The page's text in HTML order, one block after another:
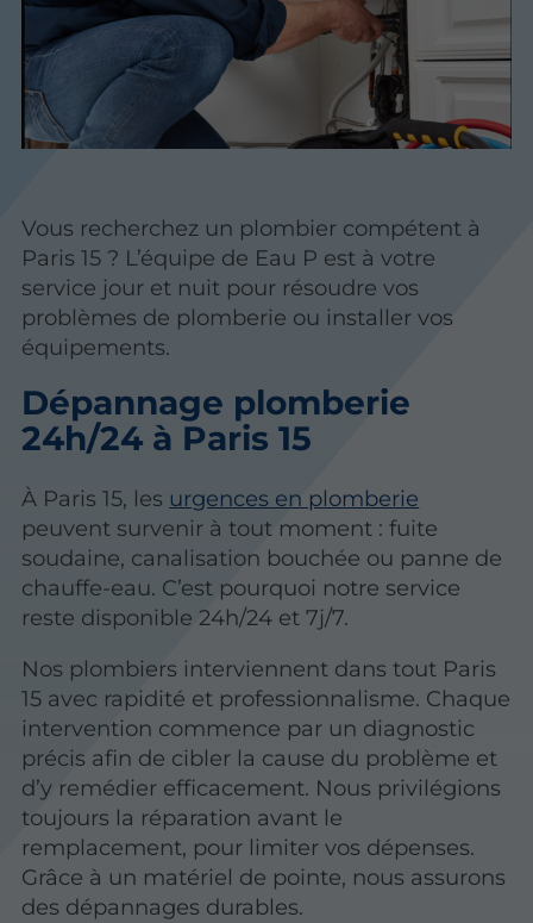
Vous recherchez un plombier compétent à
Paris 15 ? L’équipe de Eau P est à votre
service jour et nuit pour résoudre vos
problèmes de plomberie ou installer vos
équipements.
Dépannage plomberie
24h/24 à Paris 15
À Paris 15, les urgences en plomberie
peuvent survenir à tout moment : fuite
soudaine, canalisation bouchée ou panne de
chauffe-eau. C’est pourquoi notre service
reste disponible 24h/24 et 7j/7.
Nos plombiers interviennent dans tout Paris
15 avec rapidité et professionnalisme. Chaque
intervention commence par un diagnostic
précis afin de cibler la cause du problème et
d’y remédier efficacement. Nous privilégions
toujours la réparation avant le
remplacement, pour limiter vos dépenses.
Grâce à un matériel de pointe, nous assurons
des dépannages durables.